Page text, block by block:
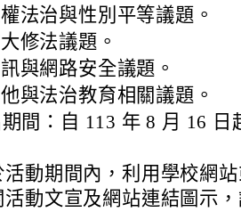
法治與性別平等議題。
修法議題。
與網路安全議題。
與法治教育相關議題。
間：自 113 年 8 月 16 日
活動期間內，利用學校網
活動文宣及網站連結圖示